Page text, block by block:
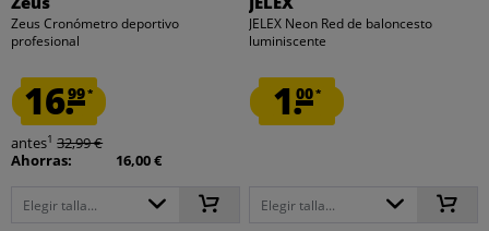
Zeus Cronómetro deportivo
profesional
16.99*
antes1 32,99 €
Ahorras:
16,00 €
Elegir talla...
JELEX Neon Red de baloncesto
luminiscente
1.00*
Elegir talla...